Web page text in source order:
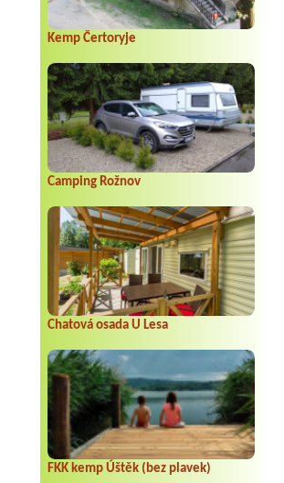
Kemp Čertoryje
Camping Rožnov
Chatová osada U Lesa
FKK kemp Úštěk (bez plavek)